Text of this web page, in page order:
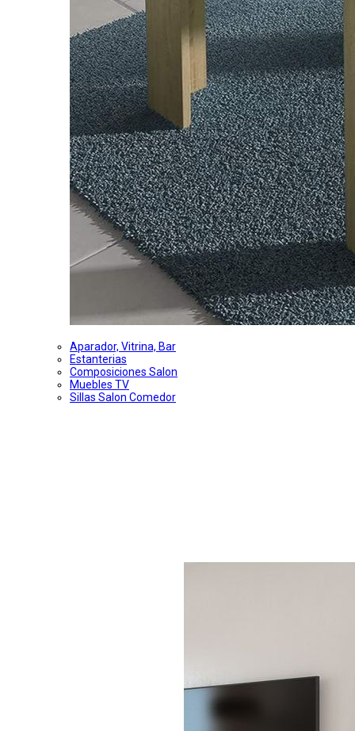
Aparador, Vitrina, Bar
Estanterias
Composiciones Salon
Muebles TV
Sillas Salon Comedor